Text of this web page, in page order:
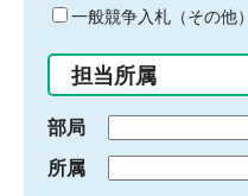
ド
入
力
一般競争入札（その他）
担当所属
部局
所属